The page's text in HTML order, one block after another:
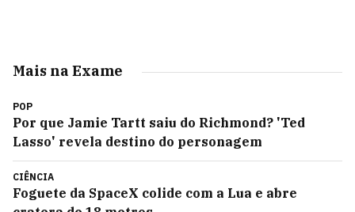
Mais na Exame
POP
Por que Jamie Tartt saiu do Richmond? 'Ted
Lasso' revela destino do personagem
CIÊNCIA
Foguete da SpaceX colide com a Lua e abre